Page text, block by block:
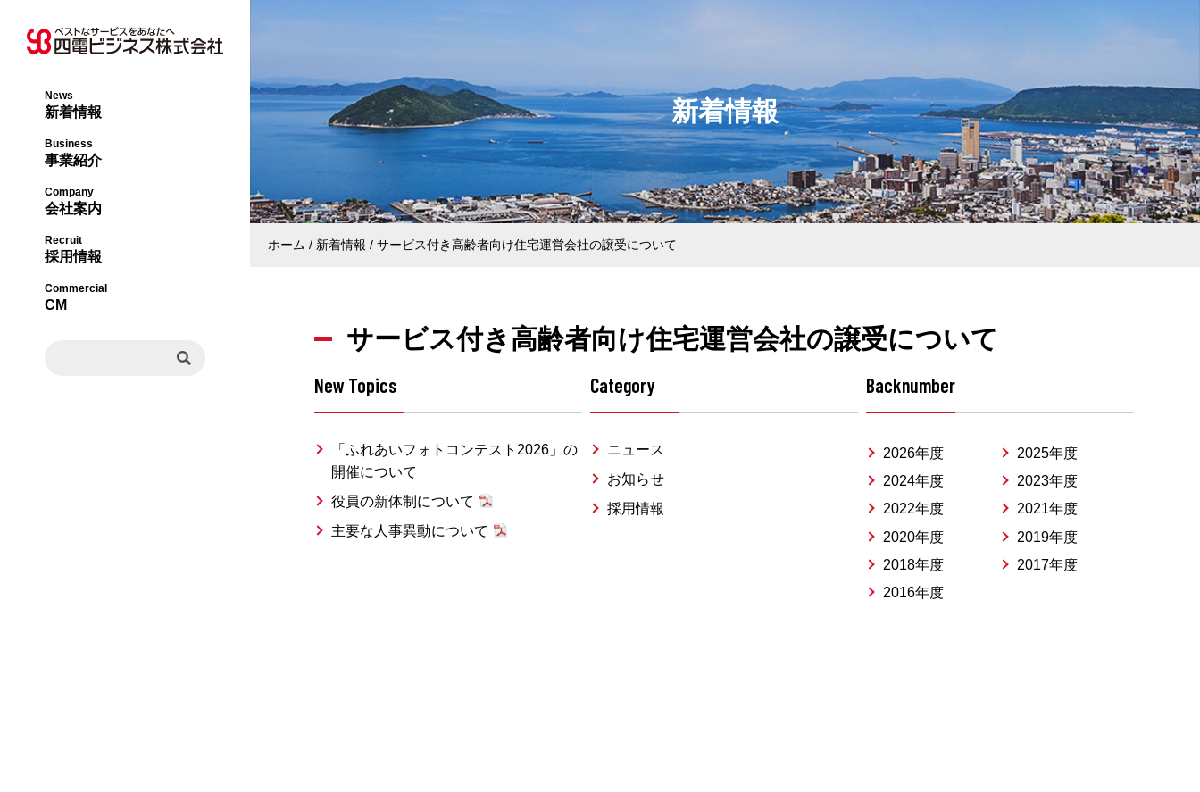
News
新着情報
Business
事業紹介
オフィス事業本部
ライフサポート事業本部
エネルギー事業本部
Company
会社案内
社長メッセージ・行動指針
会社概要・沿革
事業内容・許認可登録
事業所一覧
決算公告
コンプライアンス
環境への取り組み
Recruit
採用情報
Commercial
CM
新着情報
ホーム 新着情報 サービス付き高齢者向け住宅運営会社の譲受について
サービス付き高齢者向け住宅運営会社の譲受について
New Topics
「ふれあいフォトコンテスト2026」の
開催について
役員の新体制について
主要な人事異動について
Category
ニュース
お知らせ
採用情報
Backnumber
2026年度
2025年度
2024年度
2023年度
2022年度
2021年度
2020年度
2019年度
2018年度
2017年度
2016年度